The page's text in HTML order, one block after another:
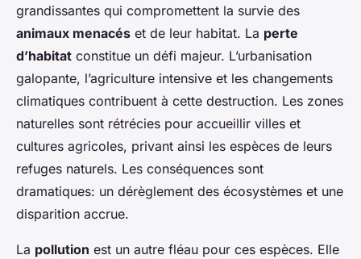
grandissantes qui compromettent la survie des
animaux menacés et de leur habitat. La perte
d’habitat constitue un défi majeur. L’urbanisation
galopante, l’agriculture intensive et les changements
climatiques contribuent à cette destruction. Les zones
naturelles sont rétrécies pour accueillir villes et
cultures agricoles, privant ainsi les espèces de leurs
refuges naturels. Les conséquences sont
dramatiques: un dérèglement des écosystèmes et une
disparition accrue.
La pollution est un autre fléau pour ces espèces. Elle